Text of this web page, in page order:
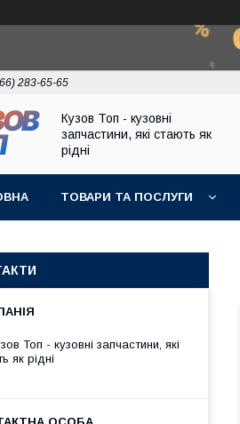
283-65-65
Кузов Топ - кузовні
запчастини, які стають як
рідні
ТОВАРИ ТА ПОСЛУГИ
Топ - кузовні запчастини, які
як рідні